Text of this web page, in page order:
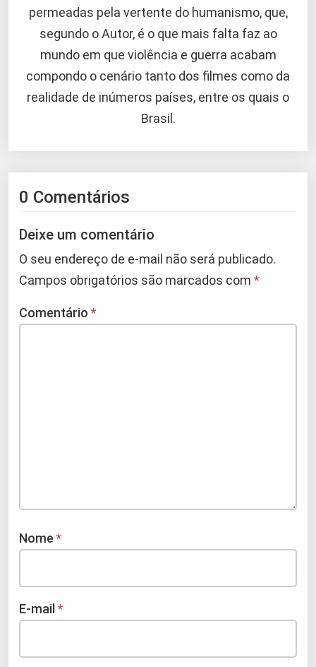
permeadas pela vertente do humanismo, que,
segundo o Autor, é o que mais falta faz ao
mundo em que violência e guerra acabam
compondo o cenário tanto dos filmes como da
realidade de inúmeros países, entre os quais o
Brasil.
0 Comentários
Deixe um comentário
O seu endereço de e-mail não será publicado.
Campos obrigatórios são marcados com *
Comentário *
Nome *
E-mail *